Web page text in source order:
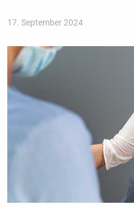
17. September 2024